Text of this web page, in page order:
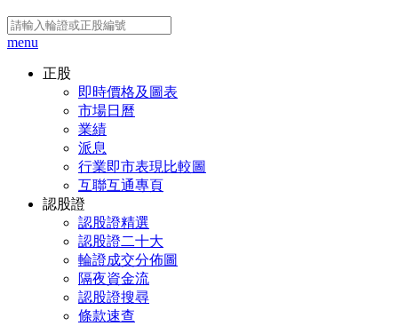
menu
正股
即時價格及圖表
市場日曆
業績
派息
行業即市表現比較圖
互聯互通專頁
認股證
認股證精選
認股證二十大
輪證成交分佈圖
隔夜資金流
認股證搜尋
條款速查